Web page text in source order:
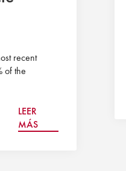
recent
of the
LEER
MÁS